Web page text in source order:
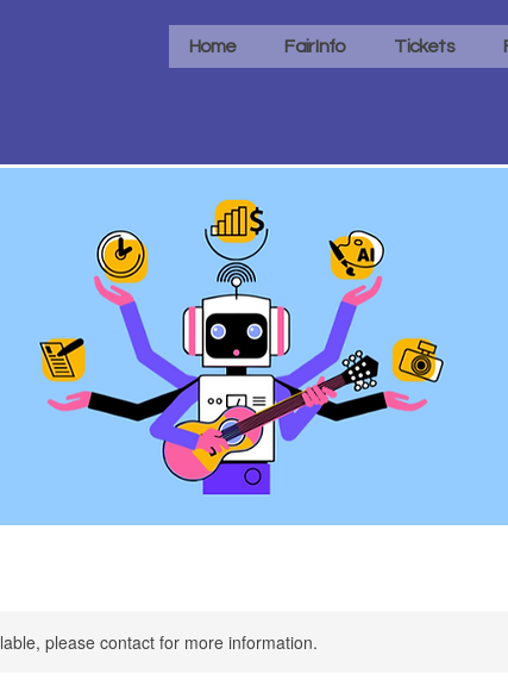
Home Fair Info Tickets
please contact for more information.